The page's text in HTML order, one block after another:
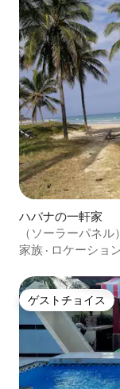
ハバナの一軒家
（ソーラーパネ
家族 · ロケーショ
ゲストチョイス
ゲストチョイス